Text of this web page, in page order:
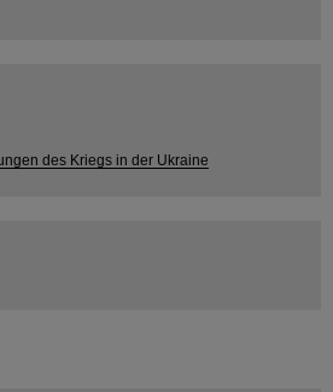
des Kriegs in der Ukraine